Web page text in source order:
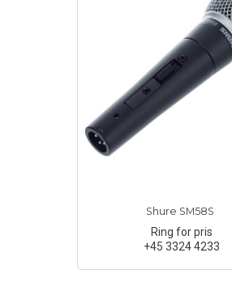
Shure SM58S
Ring for pris
+45 3324 4233